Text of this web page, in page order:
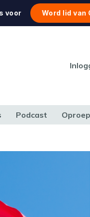
voor Word lid van
Podcast